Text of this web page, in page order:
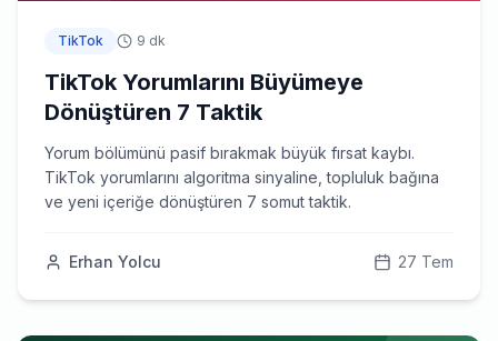
TikTok 9 dk
TikTok Yorumlarını Büyümeye
Dönüştüren 7 Taktik
Yorum bölümünü pasif bırakmak büyük fırsat kaybı.
TikTok yorumlarını algoritma sinyaline, topluluk bağına
ve yeni içeriğe dönüştüren 7 somut taktik.
Erhan Yolcu 27 Tem